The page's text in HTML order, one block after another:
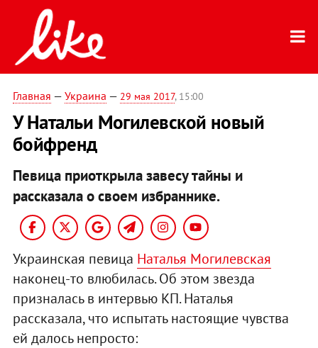
Главная — Украина — 29 мая 2017, 15:00
У Натальи Могилевской новый
бойфренд
Певица приоткрыла завесу тайны и
рассказала о своем избраннике.
Украинская певица Наталья Могилевская
наконец-то влюбилась. Об этом звезда
призналась в интервью КП. Наталья
рассказала, что испытать настоящие чувства
ей далось непросто: